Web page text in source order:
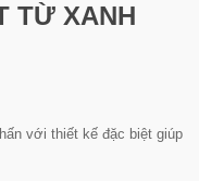
TỪ XANH
với thiết kế đặc biệt giúp